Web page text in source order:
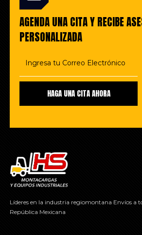
AGENDA UNA CITA Y RECIBE
PERSONALIZADA
Líderes en la industria regiomontana Envíos a
República Mexicana